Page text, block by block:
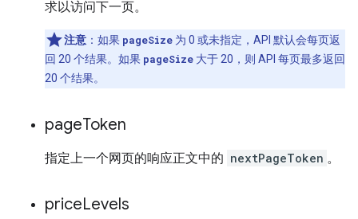
求以访问下一页。
注意 ：如果 pageSize 为 0 或未指定，API 默认会每页返
回 20 个结果。如果 pageSize 大于 20，则 API 每页最多返回
20 个结果。
pageToken
指定上一个网页的响应正文中的 nextPageToken 。
priceLevels